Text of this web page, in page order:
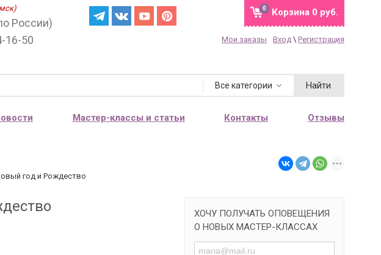
России)
16-50
Корзина 0 руб.
0
Мои заказы Вход \ Регистрация
Все категории Найти
Мастер-классы и статьи Контакты Отзывы
год и Рождество
ХОЧУ ПОЛУЧАТЬ ОПОВЕЩЕНИЯ
О НОВЫХ МАСТЕР-КЛАССАХ